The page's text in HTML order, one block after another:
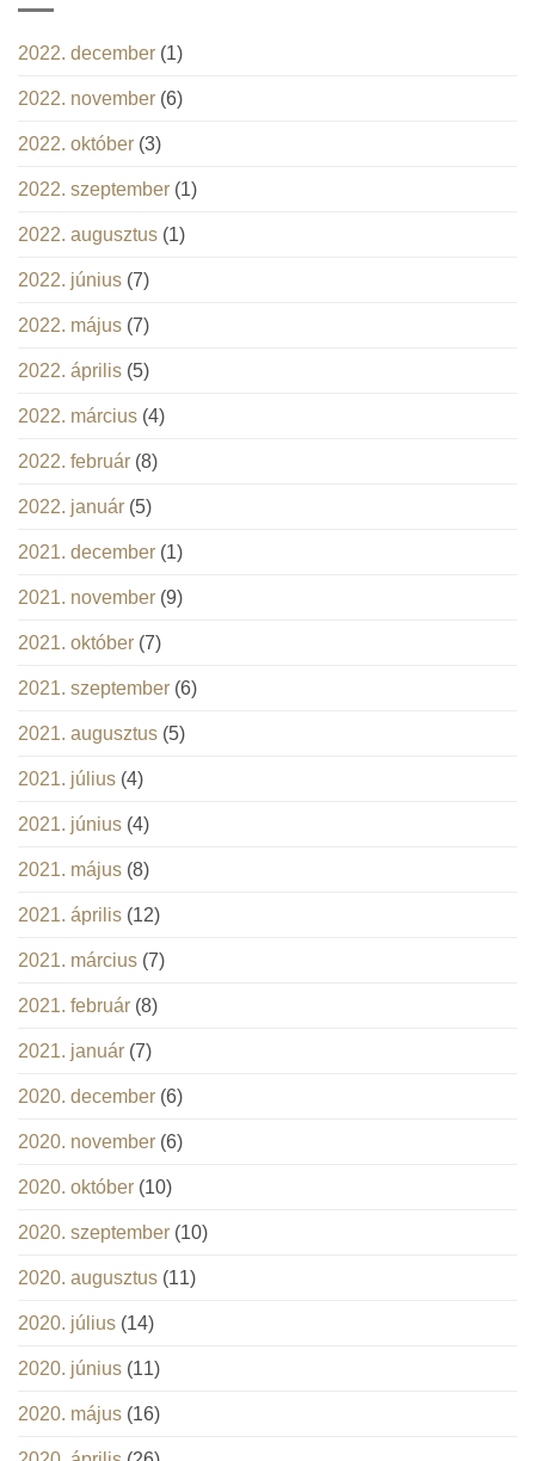
2022. december (1)
2022. november (6)
2022. október (3)
2022. szeptember (1)
2022. augusztus (1)
2022. június (7)
2022. május (7)
2022. április (5)
2022. március (4)
2022. február (8)
2022. január (5)
2021. december (1)
2021. november (9)
2021. október (7)
2021. szeptember (6)
2021. augusztus (5)
2021. július (4)
2021. június (4)
2021. május (8)
2021. április (12)
2021. március (7)
2021. február (8)
2021. január (7)
2020. december (6)
2020. november (6)
2020. október (10)
2020. szeptember (10)
2020. augusztus (11)
2020. július (14)
2020. június (11)
2020. május (16)